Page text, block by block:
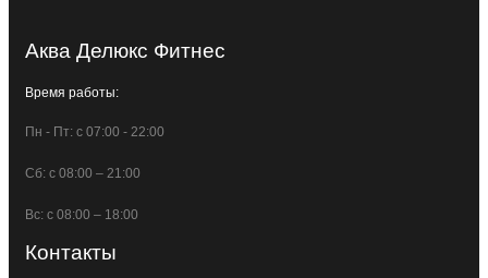
Аква Делюкс Фитнес
Время работы:
Пн - Пт: с 07:00 - 22:00
Сб: с 08:00 – 21:00
Вс: с 08:00 – 18:00
Контакты